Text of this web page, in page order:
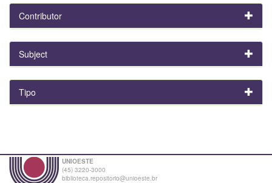
Contributor
Subject
Tipo
UNIOESTE
(45) 3220-3000
biblioteca.repositorio@unioeste.br